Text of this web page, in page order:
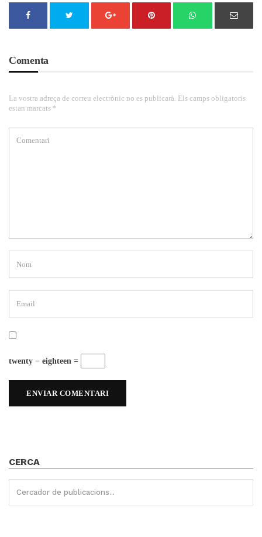
Comenta
La vostra adreça de correu electrònic no es publicarà. Els camps obligatoris
estan marcats *
twenty − eighteen =
CERCA